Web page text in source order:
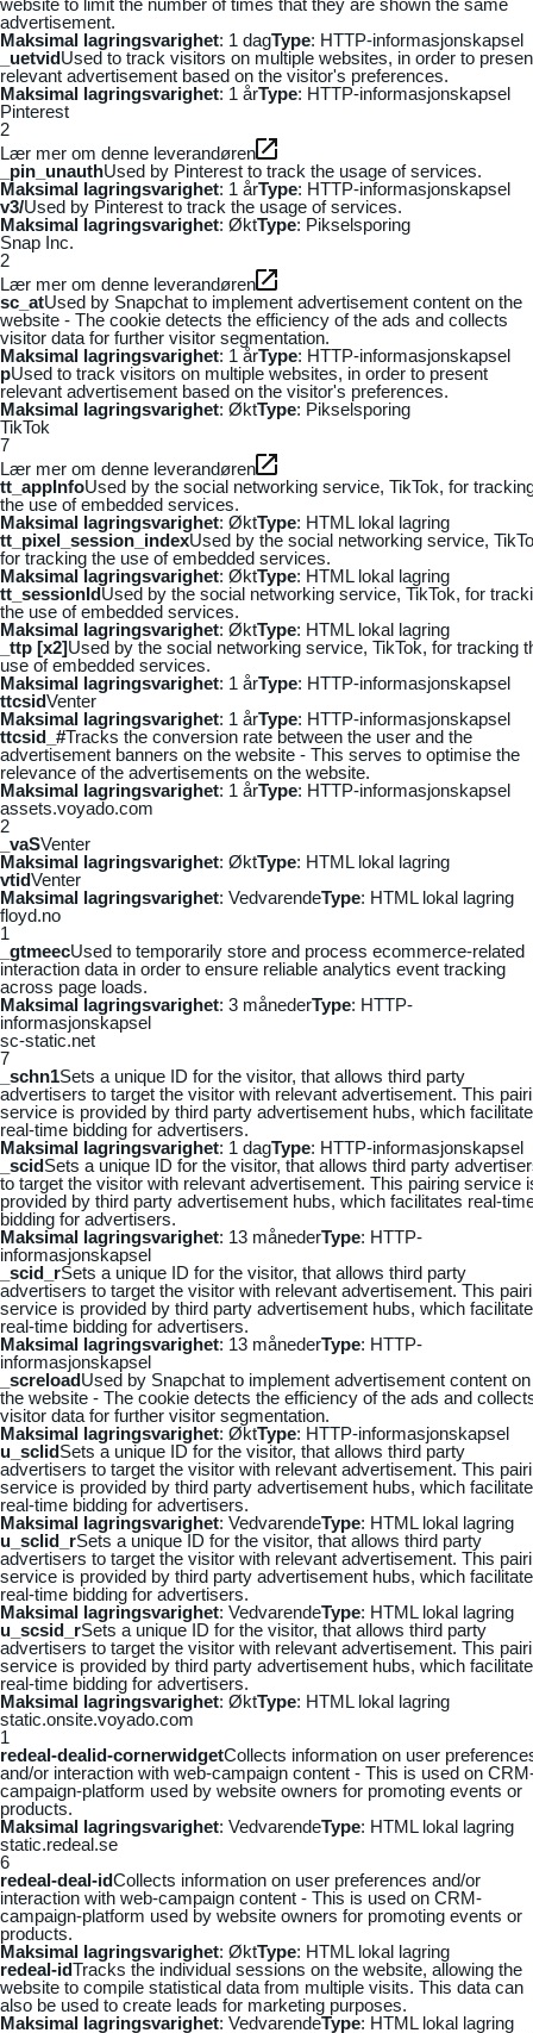
advertisement.
Maksimal lagringsvarighet: 1 dagType: HTTP-informasjonskapsel
_uetvidUsed to track visitors on multiple websites, in order to
relevant advertisement based on the visitor's preferences.
Maksimal lagringsvarighet: 1 årType: HTTP-informasjonskapsel
Pinterest
2
Lær mer om denne leverandøren
_pin_unauthUsed by Pinterest to track the usage of services.
Maksimal lagringsvarighet: 1 årType: HTTP-informasjonskapsel
v3/Used by Pinterest to track the usage of services.
Maksimal lagringsvarighet: ØktType: Pikselsporing
Snap Inc.
2
Lær mer om denne leverandøren
sc_atUsed by Snapchat to implement advertisement content on the
website - The cookie detects the efficiency of the ads and collects
visitor data for further visitor segmentation.
Maksimal lagringsvarighet: 1 årType: HTTP-informasjonskapsel
pUsed to track visitors on multiple websites, in order to present
relevant advertisement based on the visitor's preferences.
Maksimal lagringsvarighet: ØktType: Pikselsporing
TikTok
7
Lær mer om denne leverandøren
tt_appInfoUsed by the social networking service, TikTok, for
the use of embedded services.
Maksimal lagringsvarighet: ØktType: HTML lokal lagring
tt_pixel_session_indexUsed by the social networking service,
for tracking the use of embedded services.
Maksimal lagringsvarighet: ØktType: HTML lokal lagring
tt_sessionIdUsed by the social networking service, TikTok, for
the use of embedded services.
Maksimal lagringsvarighet: ØktType: HTML lokal lagring
_ttp [x2]Used by the social networking service, TikTok, for tracking
use of embedded services.
Maksimal lagringsvarighet: 1 årType: HTTP-informasjonskapsel
ttcsidVenter
Maksimal lagringsvarighet: 1 årType: HTTP-informasjonskapsel
ttcsid_#Tracks the conversion rate between the user and the
advertisement banners on the website - This serves to optimise the
relevance of the advertisements on the website.
Maksimal lagringsvarighet: 1 årType: HTTP-informasjonskapsel
assets.voyado.com
2
_vaSVenter
Maksimal lagringsvarighet: ØktType: HTML lokal lagring
vtidVenter
Maksimal lagringsvarighet: VedvarendeType: HTML lokal lagring
floyd.no
1
_gtmeecUsed to temporarily store and process ecommerce-related
interaction data in order to ensure reliable analytics event tracking
across page loads.
Maksimal lagringsvarighet: 3 månederType: HTTP-
informasjonskapsel
sc-static.net
7
_schn1Sets a unique ID for the visitor, that allows third party
advertisers to target the visitor with relevant advertisement. This
service is provided by third party advertisement hubs, which
real-time bidding for advertisers.
Maksimal lagringsvarighet: 1 dagType: HTTP-informasjonskapsel
_scidSets a unique ID for the visitor, that allows third party
to target the visitor with relevant advertisement. This pairing service
provided by third party advertisement hubs, which facilitates real-
bidding for advertisers.
Maksimal lagringsvarighet: 13 månederType: HTTP-
informasjonskapsel
_scid_rSets a unique ID for the visitor, that allows third party
advertisers to target the visitor with relevant advertisement. This
service is provided by third party advertisement hubs, which
real-time bidding for advertisers.
Maksimal lagringsvarighet: 13 månederType: HTTP-
informasjonskapsel
_screloadUsed by Snapchat to implement advertisement content on
the website - The cookie detects the efficiency of the ads and
visitor data for further visitor segmentation.
Maksimal lagringsvarighet: ØktType: HTTP-informasjonskapsel
u_sclidSets a unique ID for the visitor, that allows third party
advertisers to target the visitor with relevant advertisement. This
service is provided by third party advertisement hubs, which
real-time bidding for advertisers.
Maksimal lagringsvarighet: VedvarendeType: HTML lokal lagring
u_sclid_rSets a unique ID for the visitor, that allows third party
advertisers to target the visitor with relevant advertisement. This
service is provided by third party advertisement hubs, which
real-time bidding for advertisers.
Maksimal lagringsvarighet: VedvarendeType: HTML lokal lagring
u_scsid_rSets a unique ID for the visitor, that allows third party
advertisers to target the visitor with relevant advertisement. This
service is provided by third party advertisement hubs, which
real-time bidding for advertisers.
Maksimal lagringsvarighet: ØktType: HTML lokal lagring
static.onsite.voyado.com
1
redeal-dealid-cornerwidgetCollects information on user
and/or interaction with web-campaign content - This is used on
campaign-platform used by website owners for promoting events or
products.
Maksimal lagringsvarighet: VedvarendeType: HTML lokal lagring
static.redeal.se
6
redeal-deal-idCollects information on user preferences and/or
interaction with web-campaign content - This is used on CRM-
campaign-platform used by website owners for promoting events or
products.
Maksimal lagringsvarighet: ØktType: HTML lokal lagring
redeal-idTracks the individual sessions on the website, allowing the
website to compile statistical data from multiple visits. This data can
also be used to create leads for marketing purposes.
Maksimal lagringsvarighet: VedvarendeType: HTML lokal lagring